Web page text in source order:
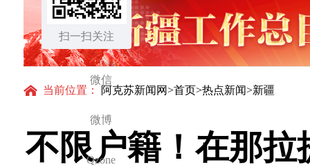
扫一扫关注
微信
微博
Qzone
砺初心使命 把党建设
得更加坚强有力
现强大韧性和活力 行稳致远
当前位置： 阿克苏新闻网>首页>热点新闻>新疆
不限户籍！在那